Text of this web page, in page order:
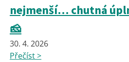
nejmenší… chutná
🧀
30. 4. 2026
Přečíst >